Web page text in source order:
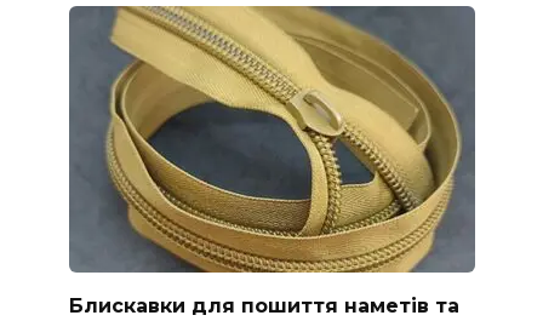
Блискавки для пошиття наметів та